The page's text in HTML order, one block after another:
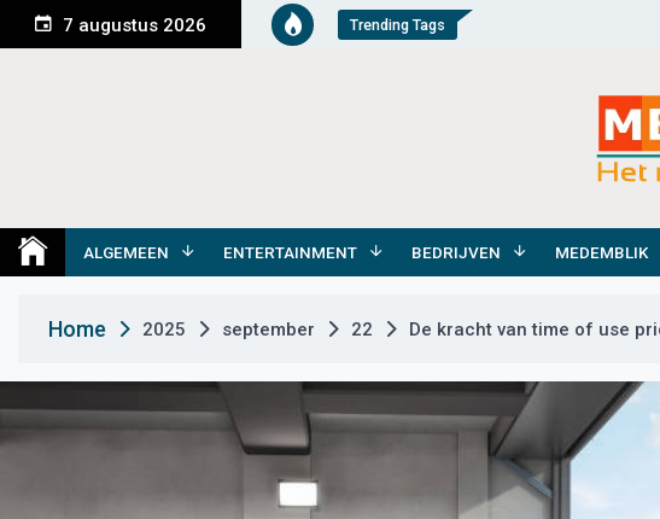
n
e
7 augustus 2026 Trending Tags
Medemblik Actueel
ALGEMEEN ENTERTAINMENT BEDRIJVEN MEDEMBLIK
Home 2025 september 22 De kracht van time of use